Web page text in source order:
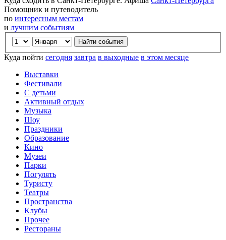
Помощник и путеводитель
по интересным местам
и лучшим событиям
Куда пойти сегодня завтра в выходные в этом месяце
Выставки
Фестивали
С детьми
Активный отдых
Музыка
Шоу
Праздники
Образование
Кино
Музеи
Парки
Погулять
Туристу
Театры
Пространства
Клубы
Прочее
Рестораны